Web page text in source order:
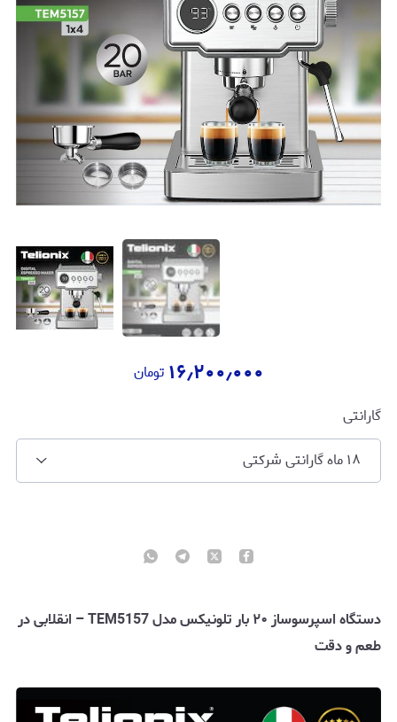
۱۶٫۲۰۰٫۰۰۰ تومان
گارانتی
۱۸ ماه گارانتی شرکتی
دستگاه اسپرسوساز ۲۰ بار تلونیکس مدل TEM5157 – انقلابی در
طعم و دقت